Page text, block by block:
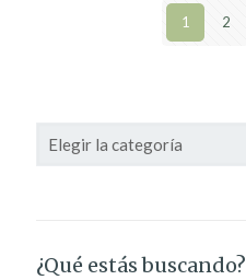
1 2
Categorías
¿Qué estás buscando?